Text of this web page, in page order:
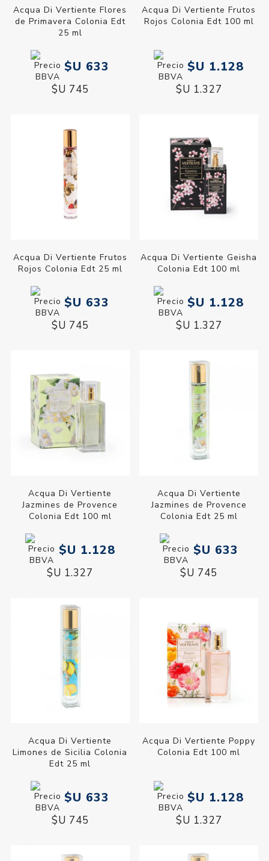
Acqua Di Vertiente Flores
de Primavera Colonia Edt
25 ml
$U 633
$U 745
Acqua Di Vertiente Frutos
Rojos Colonia Edt 100 ml
$U 1.128
$U 1.327
Acqua Di Vertiente Frutos
Rojos Colonia Edt 25 ml
$U 633
$U 745
Acqua Di Vertiente Geisha
Colonia Edt 100 ml
$U 1.128
$U 1.327
Acqua Di Vertiente
Jazmines de Provence
Colonia Edt 100 ml
$U 1.128
$U 1.327
Acqua Di Vertiente
Jazmines de Provence
Colonia Edt 25 ml
$U 633
$U 745
Acqua Di Vertiente
Limones de Sicilia Colonia
Edt 25 ml
$U 633
$U 745
Acqua Di Vertiente Poppy
Colonia Edt 100 ml
$U 1.128
$U 1.327